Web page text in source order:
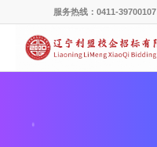
服务热线：0411-39700107